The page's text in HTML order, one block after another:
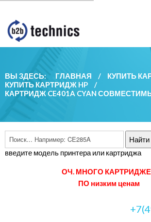
ВЫ ЗДЕСЬ: ГЛАВНАЯ / КУПИТЬ
КУПИТЬ КАРТРИДЖ HP
/
КАРТРИДЖ CE401A CYAN
введите модель принтера или картриджа
ОЧ. МНОГО
ПО низким ценам